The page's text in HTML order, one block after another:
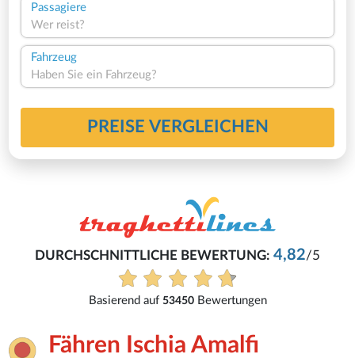
Passagiere
Wer reist?
Fahrzeug
Haben Sie ein Fahrzeug?
PREISE VERGLEICHEN
DURCHSCHNITTLICHE BEWERTUNG: 4,82/5
Basierend auf 53450Bewertungen
Fähren Ischia Amalfi